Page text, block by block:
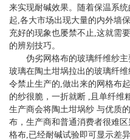
来实现耐碱效果。随着保温系
起,各大市场出现大量的内外墙
充好的现象也屡禁不止,这就需
的辨别技巧。
伪劣网格布的玻璃纤维纱
玻璃在陶土坩埚拉出的玻璃纤
令禁止生产的,做出来的网格布
的纱很脆，一折就断 ,且单纤维
生产商会将陶土坩埚纱 与优质
布，生产商和普通消费者很难
格布,已经耐碱试验即可显示差